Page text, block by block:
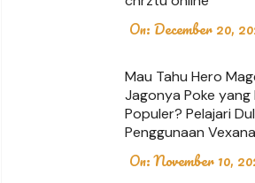
On:December 20,
Mau Tahu Hero
Jagonya Poke yang
Populer? Pelajari
Penggunaan
On:November 10,